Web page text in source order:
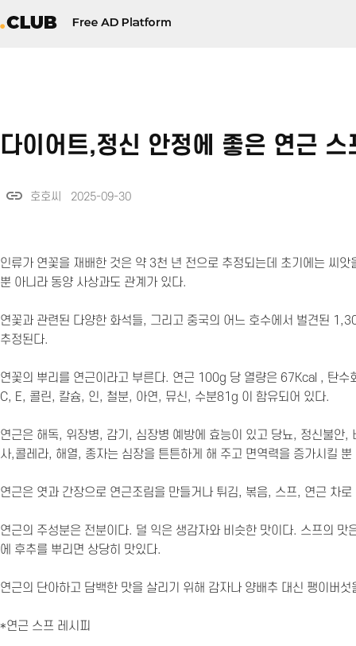
다이어트,정신 안정에 좋은 연근 스
link 호호씨 2025-09-30
인류가 연꽃을 재배한 것은 약 3천 년 전으로 추정되는데 초기에는 씨
뿐 아니라 동양 사상과도 관계가 있다.
연꽃과 관련된 다양한 화석들, 그리고 중국의 어느 호수에서 벌견된
추정된다.
연꽃의 뿌리를 연근이라고 부른다. 연근 100g 당 열량은 67Kcal ,
C, E, 콜린, 칼슘, 인, 철분, 아연, 뮤신, 수분81g 이 함유되어 있다.
연근은 해독, 위장병, 감기, 심장병 예방에 효능이 있고 당뇨, 정신불
사,콜레라, 해열, 종자는 심장을 튼튼하게 해 주고 면역력을 증가시킬
연근은 엿과 간장으로 연근조림을 만들거나 튀김, 볶음, 스프, 연근 차
연근의 주성분은 전분이다. 덜 익은 생감자와 비슷한 맛이다. 스프의
에 후추를 뿌리면 상당히 맛있다.
연근의 단아하고 담백한 맛을 살리기 위해 감자나 양배추 대신 팽이버
*연근 스프 레시피